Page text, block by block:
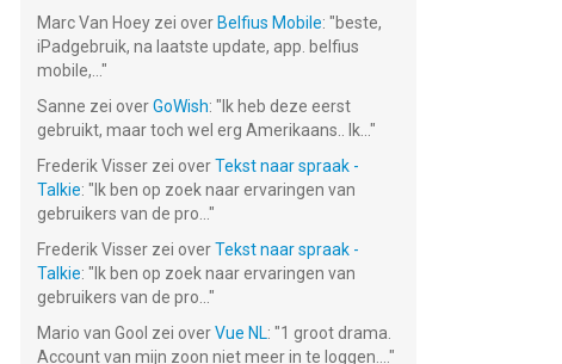
Marc Van Hoey zei over Belfius Mobile: "beste,
iPadgebruik, na laatste update, app. belfius
mobile,... "
Sanne zei overGoWish: " Ik heb deze eerst
gebruikt, maar toch wel erg Amerikaans.. Ik... "
Frederik Visser zei overTekst naar spraak -
Talkie: " Ik ben op zoek naar ervaringen van
gebruikers van de pro... "
Frederik Visser zei overTekst naar spraak -
Talkie: " Ik ben op zoek naar ervaringen van
gebruikers van de pro... "
Mario van Gool zei overVue NL: "1 groot drama.
Account van mijn zoon niet meer in te loggen.... "